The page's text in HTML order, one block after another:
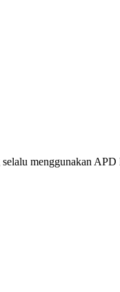
menggunakan